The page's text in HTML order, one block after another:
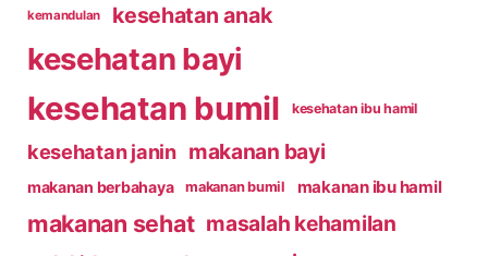
kemandulan kesehatan anak
kesehatan bayi
kesehatan bumil kesehatan ibu hamil
kesehatan janin makanan bayi
makanan berbahaya makanan bumil makanan ibu hamil
makanan sehat masalah kehamilan